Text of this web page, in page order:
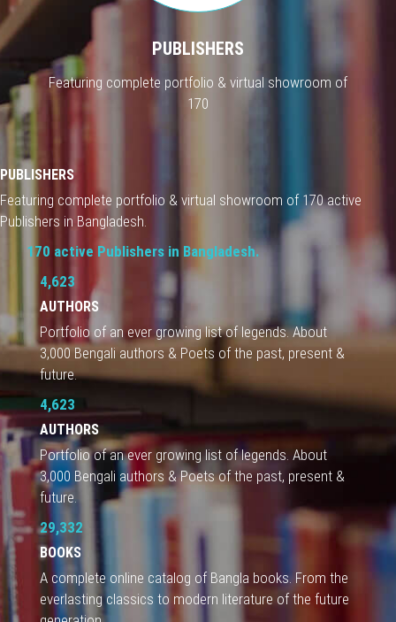
PUBLISHERS
Featuring complete portfolio & virtual showroom of
170
PUBLISHERS
Featuring complete portfolio & virtual showroom of 170 active
Publishers in Bangladesh.
170 active Publishers in Bangladesh.
4,623
AUTHORS
Portfolio of an ever growing list of legends. About
3,000 Bengali authors & Poets of the past, present &
future.
4,623
AUTHORS
Portfolio of an ever growing list of legends. About
3,000 Bengali authors & Poets of the past, present &
future.
29,332
BOOKS
A complete online catalog of Bangla books. From the
everlasting classics to modern literature of the future